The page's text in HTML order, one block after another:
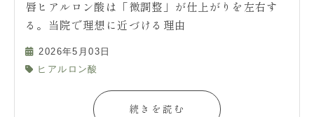
唇ヒアルロン酸は「微調整」が仕上がりを左右す
る。当院で理想に近づける理由
2026年5月03日
ヒアルロン酸
続きを読む